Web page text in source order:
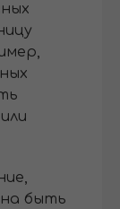
быть